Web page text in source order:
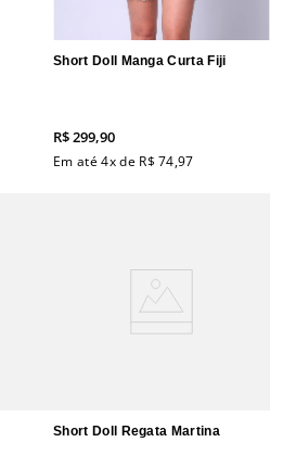
Short Doll Manga Curta Fiji
R$299,90
Em até4x de R$ 74,97
Short Doll Regata Martina